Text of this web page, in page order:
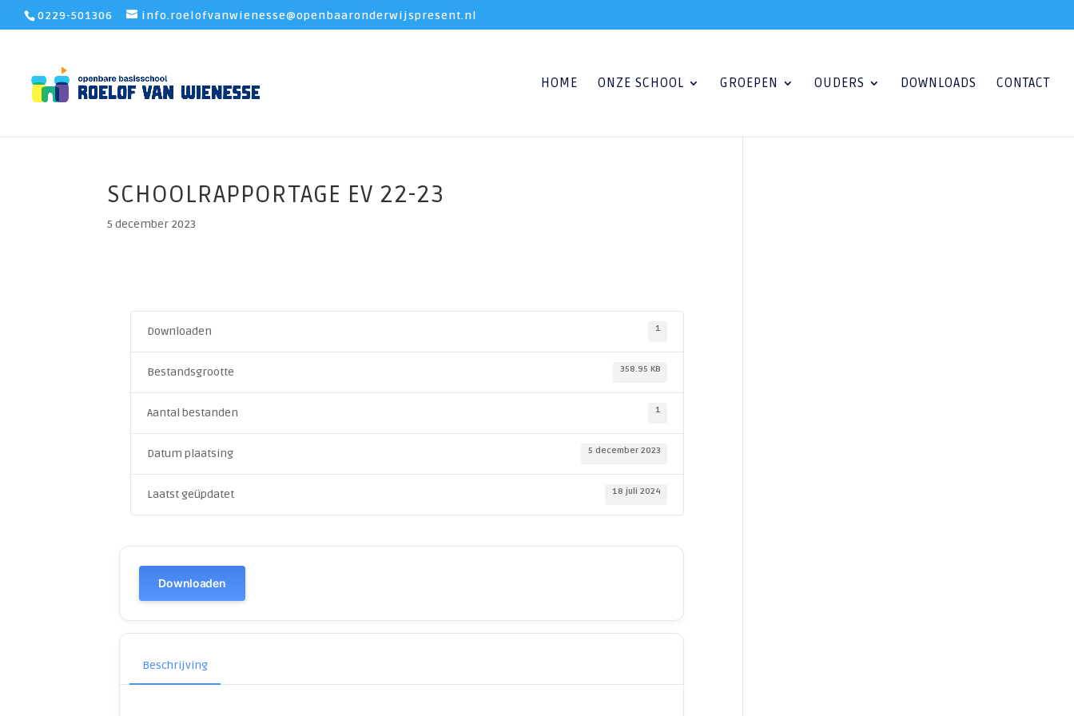
0229-501306 info.roelofvanwienesse@openbaaronderwijspresent.nl
HOME ONZE SCHOOL GROEPEN OUDERS DOWNLOADS CONTACT
SCHOOLRAPPORTAGE EV 22-23
5 december 2023
Downloaden 1
Bestandsgrootte 358.95 KB
Aantal bestanden 1
Datum plaatsing 5 december 2023
Laatst geüpdatet 18 juli 2024
Downloaden
Beschrijving